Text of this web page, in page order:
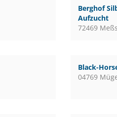
Berghof
Aufzucht
72469
Black-
04769